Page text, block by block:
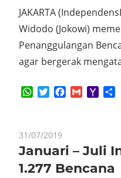
JAKARTA
Widodo (Jokowi)
Penanggulangan
agar bergerak
WhatsApp
TwitterFacebook
GmailYahoo
31/07/2019
Januari – Juli
1.277 Bencana